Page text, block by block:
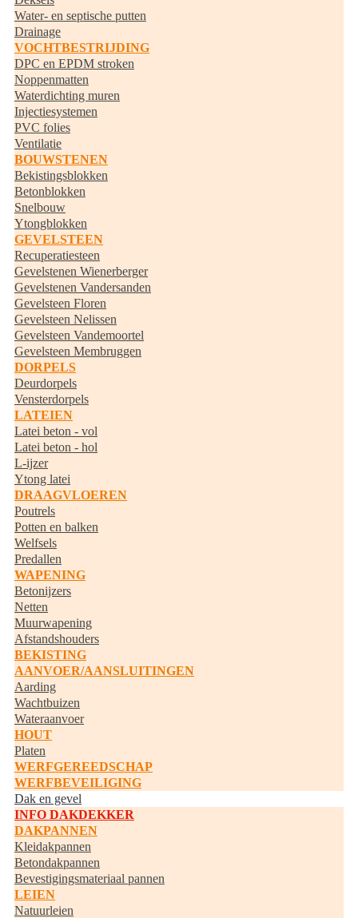
Water- en septische putten
Drainage
VOCHTBESTRIJDING
DPC en EPDM stroken
Noppenmatten
Waterdichting muren
Injectiesystemen
PVC folies
Ventilatie
BOUWSTENEN
Bekistingsblokken
Betonblokken
Snelbouw
Ytongblokken
GEVELSTEEN
Recuperatiesteen
Gevelstenen Wienerberger
Gevelstenen Vandersanden
Gevelsteen Floren
Gevelsteen Nelissen
Gevelsteen Vandemoortel
Gevelsteen Membruggen
DORPELS
Deurdorpels
Vensterdorpels
LATEIEN
Latei beton - vol
Latei beton - hol
L-ijzer
Ytong latei
DRAAGVLOEREN
Poutrels
Potten en balken
Welfsels
Predallen
WAPENING
Betonijzers
Netten
Muurwapening
Afstandshouders
BEKISTING
AANVOER/AANSLUITINGEN
Aarding
Wachtbuizen
Wateraanvoer
HOUT
Platen
WERFGEREEDSCHAP
WERFBEVEILIGING
Dak en gevel
INFO DAKDEKKER
DAKPANNEN
Kleidakpannen
Betondakpannen
Bevestigingsmateriaal pannen
LEIEN
Natuurleien